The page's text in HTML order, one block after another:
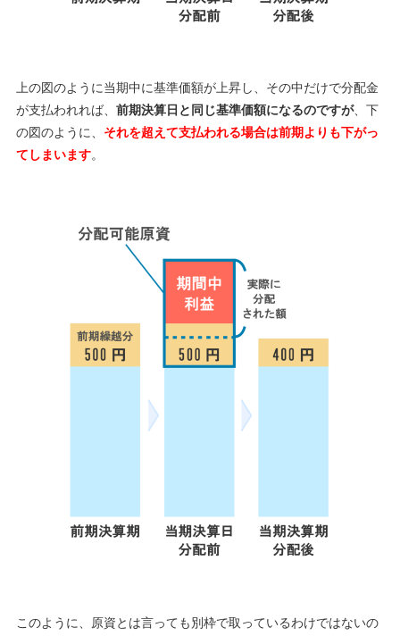
上の図のように当期中に基準価額が上昇し、その中だけで分配金
が支払われれば、 前期決算日と同じ基準価額になるのですが、下
の図のように、 それを超えて支払われる場合は前期よりも下がっ
てしまいます。
このように、原資とは言っても別枠で取っているわけではないの